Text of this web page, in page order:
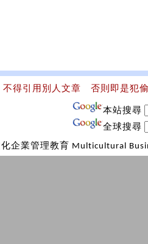
得引用別人文章 否則即是犯
本站搜尋
全球搜尋
企業管理教育 Multicultural